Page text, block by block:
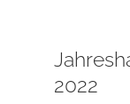
2022